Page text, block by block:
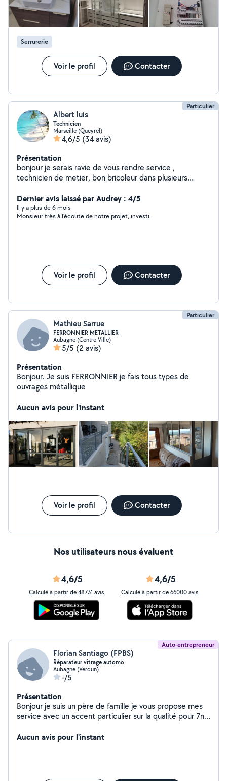
Serrurerie
Voir le profil Contacter
Particulier
Albert luis
Technicien
Marseille (Queyrel)
4,6/5 (34 avis)
Présentation
bonjour je serais ravie de vous rendre service ,
technicien de metier, bon bricoleur dans plusieurs
merci.
Dernier avis laissé par Audrey : 4/5
Il y a plus de 6 mois
Monsieur très à l'écoute de notre projet, investi.
Voir le profil Contacter
Particulier
Mathieu Sarrue
FERRONNIER METALLIER
Aubagne (Centre Ville)
5/5 (2 avis)
Présentation
Bonjour. Je suis FERRONNIER je fais tous types de
ouvrages métallique
Aucun avis pour l'instant
Voir le profil Contacter
Nos utilisateurs nous évaluent
4,6/5
Calculé à partir de 48731 avis
4,6/5
Calculé à partir de 66000 avis
Auto-entrepreneur
Florian Santiago (FPBS)
Réparateur vitrage automo
Aubagne (Verdun)
-/5
Présentation
Bonjour je suis un père de famille je vous propose mes
service avec un accent particulier sur la qualité pour 7n
moi
Aucun avis pour l'instant